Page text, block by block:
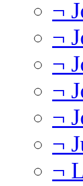
¬
¬
¬
¬
¬
¬
¬